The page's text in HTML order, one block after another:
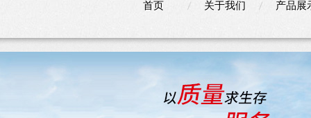
首页 关于我们 产品展